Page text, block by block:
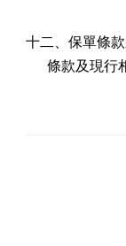
十二、保單條
條款及現